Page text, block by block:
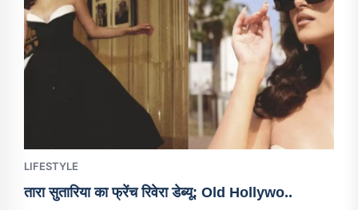
LIFESTYLE
तारा सुतारिया का फ्रेंच रिवेरा डेब्यू: Old Hollywo..